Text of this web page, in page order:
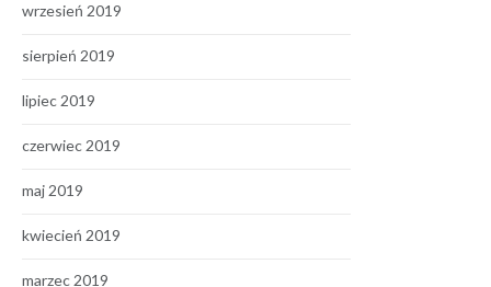
wrzesień 2019
sierpień 2019
lipiec 2019
czerwiec 2019
maj 2019
kwiecień 2019
marzec 2019